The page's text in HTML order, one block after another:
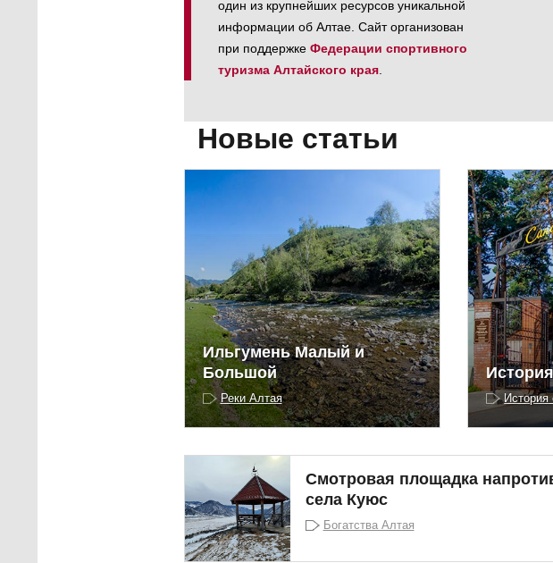
один из крупнейших ресурсов уникальной
информации об Алтае. Сайт организован
при поддержке Федерации спортивного
туризма Алтайского края.
Новые статьи
Ильгумень Малый и
Большой
Реки Алтая История
Смотровая площадка
села Куюс
Богатства Алтая